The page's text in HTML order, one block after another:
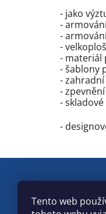
Tento web
- jako
-
-
-
- materiál
- šablony
-
-
-
-
Kleště ZDARMA
k nákupu